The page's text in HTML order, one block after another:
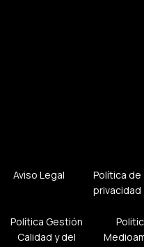
Aviso Legal
Política de
privacidad
Política Gestión
Calidad y del